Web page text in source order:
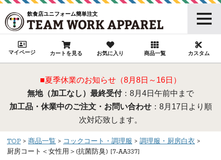
飲食店ユニフォーム簡単注文
マイページ カートを見る お気に入り 商品一覧 カスタム
■夏季休業のお知らせ（8月8日～16日）
無地（加工なし）最終受付：8月4日午前中まで
加工品・休業中のご注文・お問い合わせ：8月17日より順
次対応致します。
TOP 商品一覧 コックコート・調理服
調理服・厨房白衣
厨房コート＜女性用＞(抗菌防臭) [7-AA337]